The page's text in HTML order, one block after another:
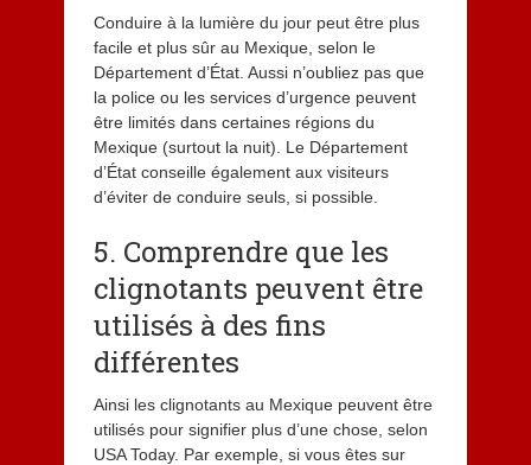
Conduire à la lumière du jour peut être plus
facile et plus sûr au Mexique, selon le
Département d’État. Aussi n’oubliez pas que
la police ou les services d’urgence peuvent
être limités dans certaines régions du
Mexique (surtout la nuit). Le Département
d’État conseille également aux visiteurs
d’éviter de conduire seuls, si possible.
5. Comprendre que les
clignotants peuvent être
utilisés à des fins
différentes
Ainsi les clignotants au Mexique peuvent être
utilisés pour signifier plus d’une chose, selon
USA Today. Par exemple, si vous êtes sur